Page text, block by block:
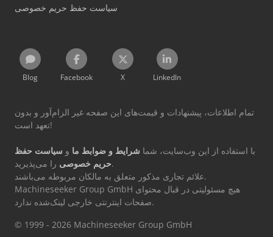
سیاست حفظ حریم خصوصی
Blog Facebook X LinkedIn
تمام اطلاعات، پیشنهادات و قیمت‌های این صفحه غیر الزام‌آور و بدون
تعهد است!
با استفاده از این وب‌سایت، شما شرایط و ضوابط ما و سیاست حفظ
حریم خصوصیرا می‌پذیرید.
علائم تجاری مذکور متعلق به مالکان مربوطه می‌باشند.
Machineseeker Group GmbH هیچ مسئولیتی در قبال محتوای
صفحات اینترنتی خارجی لینک‌شده ندارد.
© 1999 - 2026 Machineseeker Group GmbH